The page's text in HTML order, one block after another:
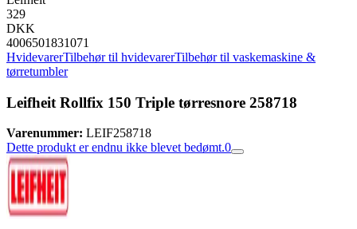
329
DKK
4006501831071
HvidevarerTilbehør til hvidevarerTilbehør til vaskemaskine &
tørretumbler
Leifheit Rollfix 150 Triple tørresnore 258718
Varenummer: LEIF258718
Dette produkt er endnu ikke blevet bedømt.0